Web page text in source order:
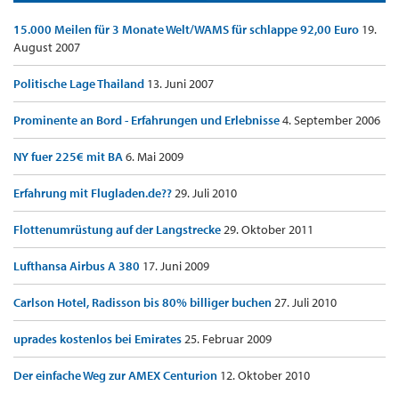
15.000 Meilen für 3 Monate Welt/WAMS für schlappe 92,00 Euro 19.
August 2007
Politische Lage Thailand 13. Juni 2007
Prominente an Bord - Erfahrungen und Erlebnisse4. September 2006
NY fuer 225€ mit BA6. Mai 2009
Erfahrung mit Flugladen.de??29. Juli 2010
Flottenumrüstung auf der Langstrecke29. Oktober 2011
Lufthansa Airbus A 380 17. Juni 2009
Carlson Hotel, Radisson bis 80% billiger buchen27. Juli 2010
uprades kostenlos bei Emirates25. Februar 2009
Der einfache Weg zur AMEX Centurion 12. Oktober 2010